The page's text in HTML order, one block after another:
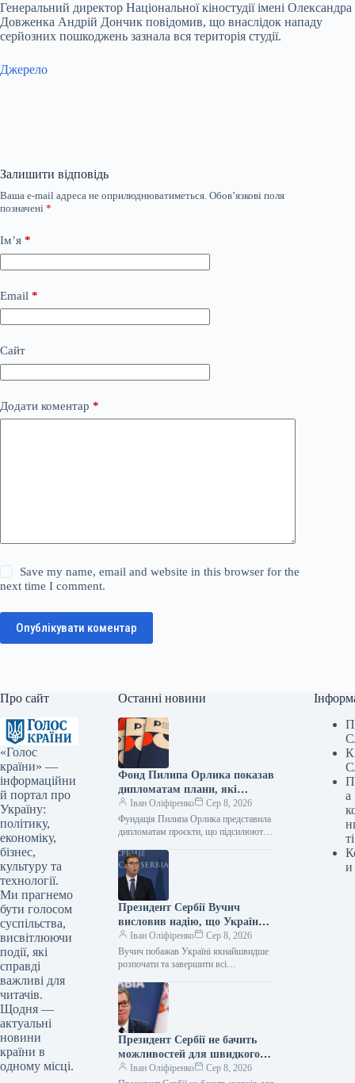
Генеральний директор Національної кіностудії імені Олександра
Довженка Андрій Дончик повідомив, що внаслідок нападу
серйозних пошкоджень зазнала вся територія студії.
Джерело
Залишити відповідь
Ваша e-mail адреса не оприлюднюватиметься. Обов’язкові поля
позначені *
Ім’я *
Email *
Сайт
Додати коментар *
Save my name, email and website in this browser for the
next time I comment.
Опублікувати коментар
Про сайт
«Голос
країни» —
інформаційни
й портал про
Україну:
політику,
економіку,
бізнес,
культуру та
технології.
Ми прагнемо
бути голосом
суспільства,
висвітлюючи
події, які
справді
важливі для
читачів.
Щодня —
актуальні
новини
країни в
одному місці.
Останні новини
Фонд Пилипа Орлика показав
дипломатам плани, які
роблять Україну чутнішою на
міжнародній арені.
Іван Оліфіренко
Сер 8, 2026
Фундація Пилипа Орлика представила
дипломатам проєкти, що підсилюють
Фото 08.08.2026 14:12 Укрінформ
Фундація Пилипа Орлика…
Президент Сербії Вучич
висловив надію, що Україна
якнайшвидше розпочне та
завершить переговори щодо
всіх кластерів з
Іван Оліфіренко
Сер 8, 2026
Вучич побажав Україні якнайшвидше
розпочати та завершити всі
14:22 Укрінформ Президент Сербії
Александар Вучич висловив…
Президент Сербії не бачить
можливостей для швидкого
припинення війни РФ проти
Іван Оліфіренко
Сер 8, 2026
а
ті
и